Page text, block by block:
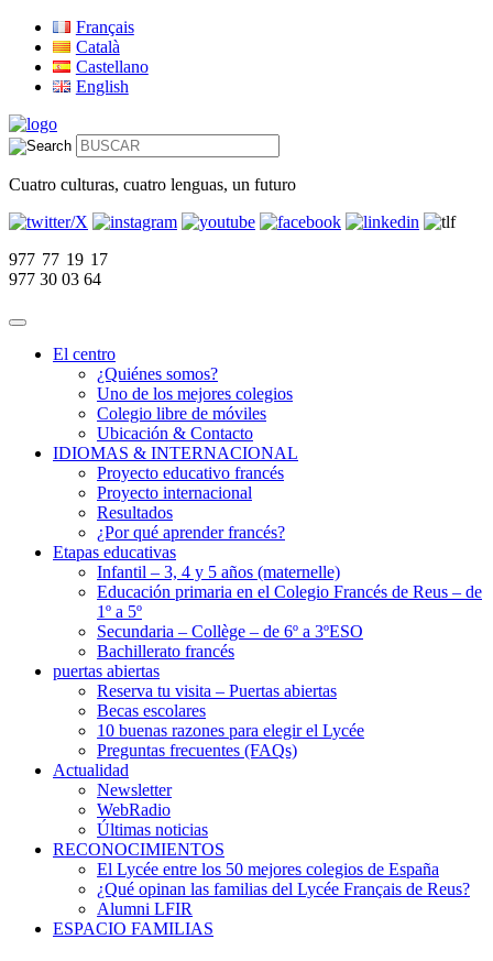
Français
Català
Castellano
English
Cuatro culturas, cuatro lenguas, un futuro
977 77 19 17
977 30 03 64
El centro
¿Quiénes somos?
Uno de los mejores colegios
Colegio libre de móviles
Ubicación & Contacto
IDIOMAS & INTERNACIONAL
Proyecto educativo francés
Proyecto internacional
Resultados
¿Por qué aprender francés?
Etapas educativas
Infantil – 3, 4 y 5 años (maternelle)
Educación primaria en el Colegio Francés de Reus – de
1º a 5º
Secundaria – Collège – de 6º a 3ºESO
Bachillerato francés
puertas abiertas
Reserva tu visita – Puertas abiertas
Becas escolares
10 buenas razones para elegir el Lycée
Preguntas frecuentes (FAQs)
Actualidad
Newsletter
WebRadio
Últimas noticias
RECONOCIMIENTOS
El Lycée entre los 50 mejores colegios de España
¿Qué opinan las familias del Lycée Français de Reus?
Alumni LFIR
ESPACIO FAMILIAS